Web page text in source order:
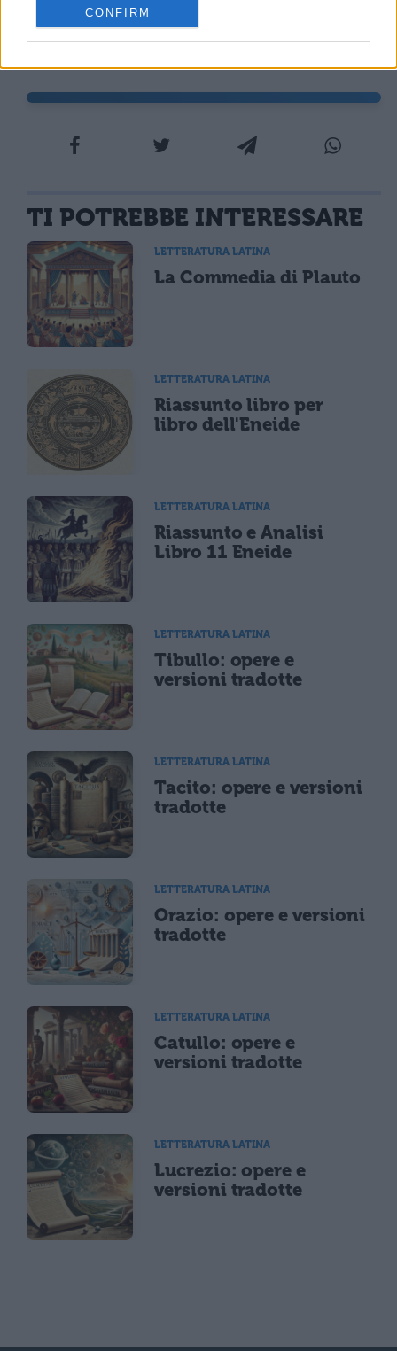
CONFIRM
poterono resistere e - incredibile a
ricordarsi - si diedero tutti alla fuga.
TI POTREBBE INTERESSARE
LETTERATURA LATINA
La Commedia di Plauto
LETTERATURA LATINA
Riassunto libro per
libro dell'Eneide
LETTERATURA LATINA
Riassunto e Analisi
Libro 11 Eneide
LETTERATURA LATINA
Tibullo: opere e
versioni tradotte
LETTERATURA LATINA
Tacito: opere e versioni
tradotte
LETTERATURA LATINA
Orazio: opere e versioni
tradotte
LETTERATURA LATINA
Catullo: opere e
versioni tradotte
LETTERATURA LATINA
Lucrezio: opere e
versioni tradotte